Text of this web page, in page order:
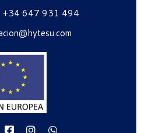
+34 647 931 494